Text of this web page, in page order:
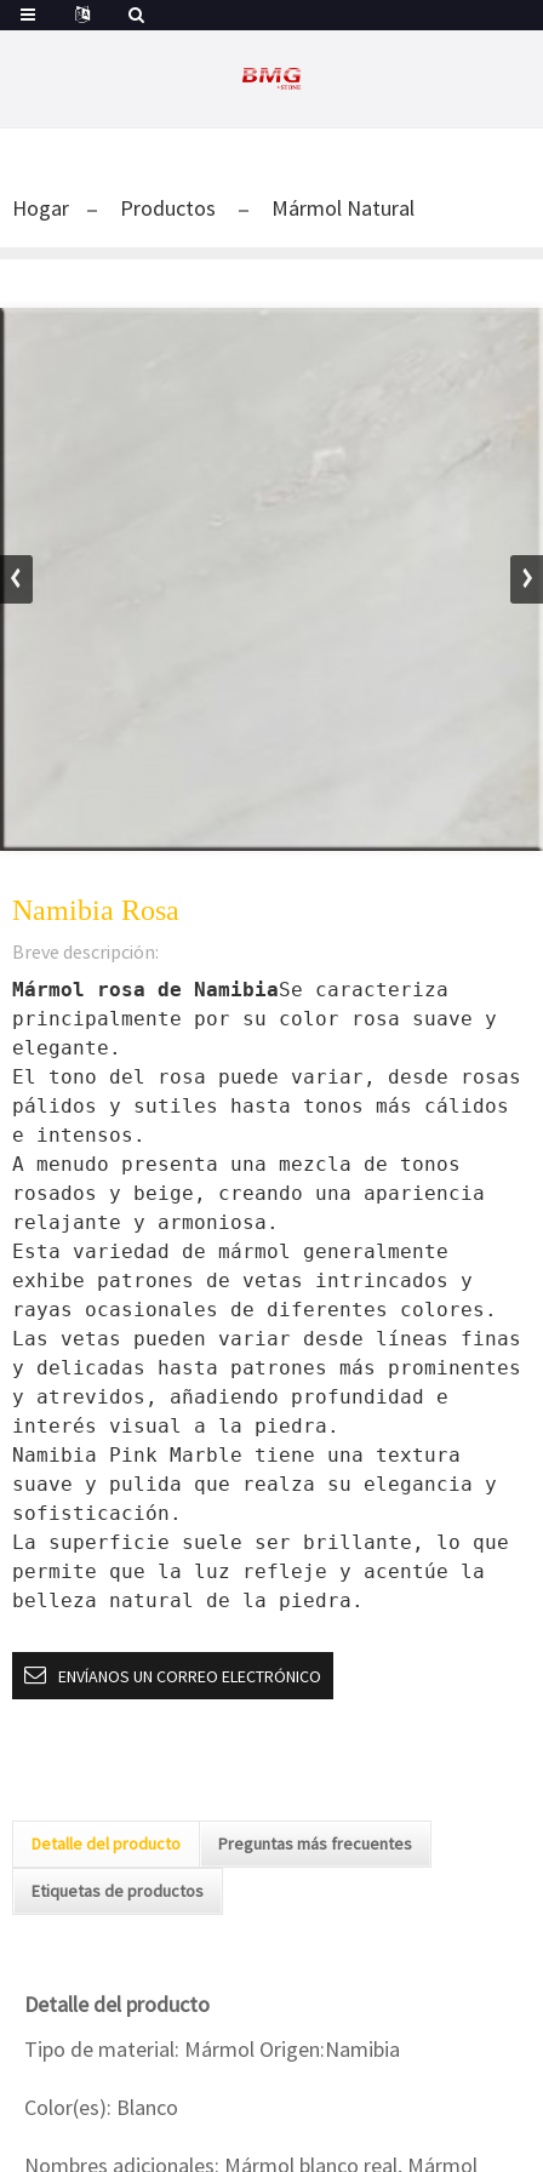
Hogar Productos Mármol Natural
Namibia Rosa
Breve descripción:
Mármol rosa de NamibiaSe caracteriza
principalmente por su color rosa suave y
elegante.
El tono del rosa puede variar, desde rosas
pálidos y sutiles hasta tonos más cálidos
e intensos.
A menudo presenta una mezcla de tonos
rosados ​​y beige, creando una apariencia
relajante y armoniosa.
Esta variedad de mármol generalmente
exhibe patrones de vetas intrincados y
rayas ocasionales de diferentes colores.
Las vetas pueden variar desde líneas finas
y delicadas hasta patrones más prominentes
y atrevidos, añadiendo profundidad e
interés visual a la piedra.
Namibia Pink Marble tiene una textura
suave y pulida que realza su elegancia y
sofisticación.
La superficie suele ser brillante, lo que
permite que la luz refleje y acentúe la
belleza natural de la piedra.
ENVÍANOS UN CORREO ELECTRÓNICO
Detalle del producto Preguntas más frecuentes
Etiquetas de productos
Detalle del producto
Tipo de material: Mármol Origen:Namibia
Color(es): Blanco
Nombres adicionales: Mármol blanco real, Mármol